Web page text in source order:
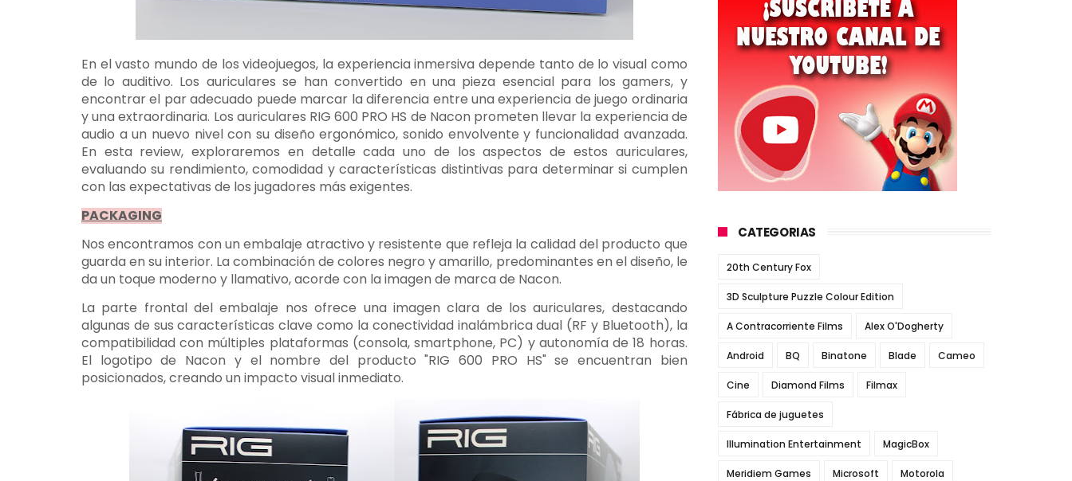
En el vasto mundo de los videojuegos, la experiencia inmersiva depende tanto de lo visual como
de lo auditivo. Los auriculares se han convertido en una pieza esencial para los gamers, y
encontrar el par adecuado puede marcar la diferencia entre una experiencia de juego ordinaria
y una extraordinaria. Los auriculares RIG 600 PRO HS de Nacon prometen llevar la experiencia de
audio a un nuevo nivel con su diseño ergonómico, sonido envolvente y funcionalidad avanzada.
En esta review, exploraremos en detalle cada uno de los aspectos de estos auriculares,
evaluando su rendimiento, comodidad y características distintivas para determinar si cumplen
con las expectativas de los jugadores más exigentes.
PACKAGING
Nos encontramos con un embalaje atractivo y resistente que refleja la calidad del producto que
guarda en su interior. La combinación de colores negro y amarillo, predominantes en el diseño, le
da un toque moderno y llamativo, acorde con la imagen de marca de Nacon.
La parte frontal del embalaje nos ofrece una imagen clara de los auriculares, destacando
algunas de sus características clave como la conectividad inalámbrica dual (RF y Bluetooth), la
compatibilidad con múltiples plataformas (consola, smartphone, PC) y autonomía de 18 horas.
El logotipo de Nacon y el nombre del producto "RIG 600 PRO HS" se encuentran bien
posicionados, creando un impacto visual inmediato.
CATEGORIAS
20th Century Fox
3D Sculpture Puzzle Colour Edition
A Contracorriente Films Alex O'Dogherty
Android BQ Binatone Blade Cameo
Cine Diamond Films Filmax
Fábrica de juguetes
Illumination Entertainment MagicBox
Meridiem Games Microsoft Motorola